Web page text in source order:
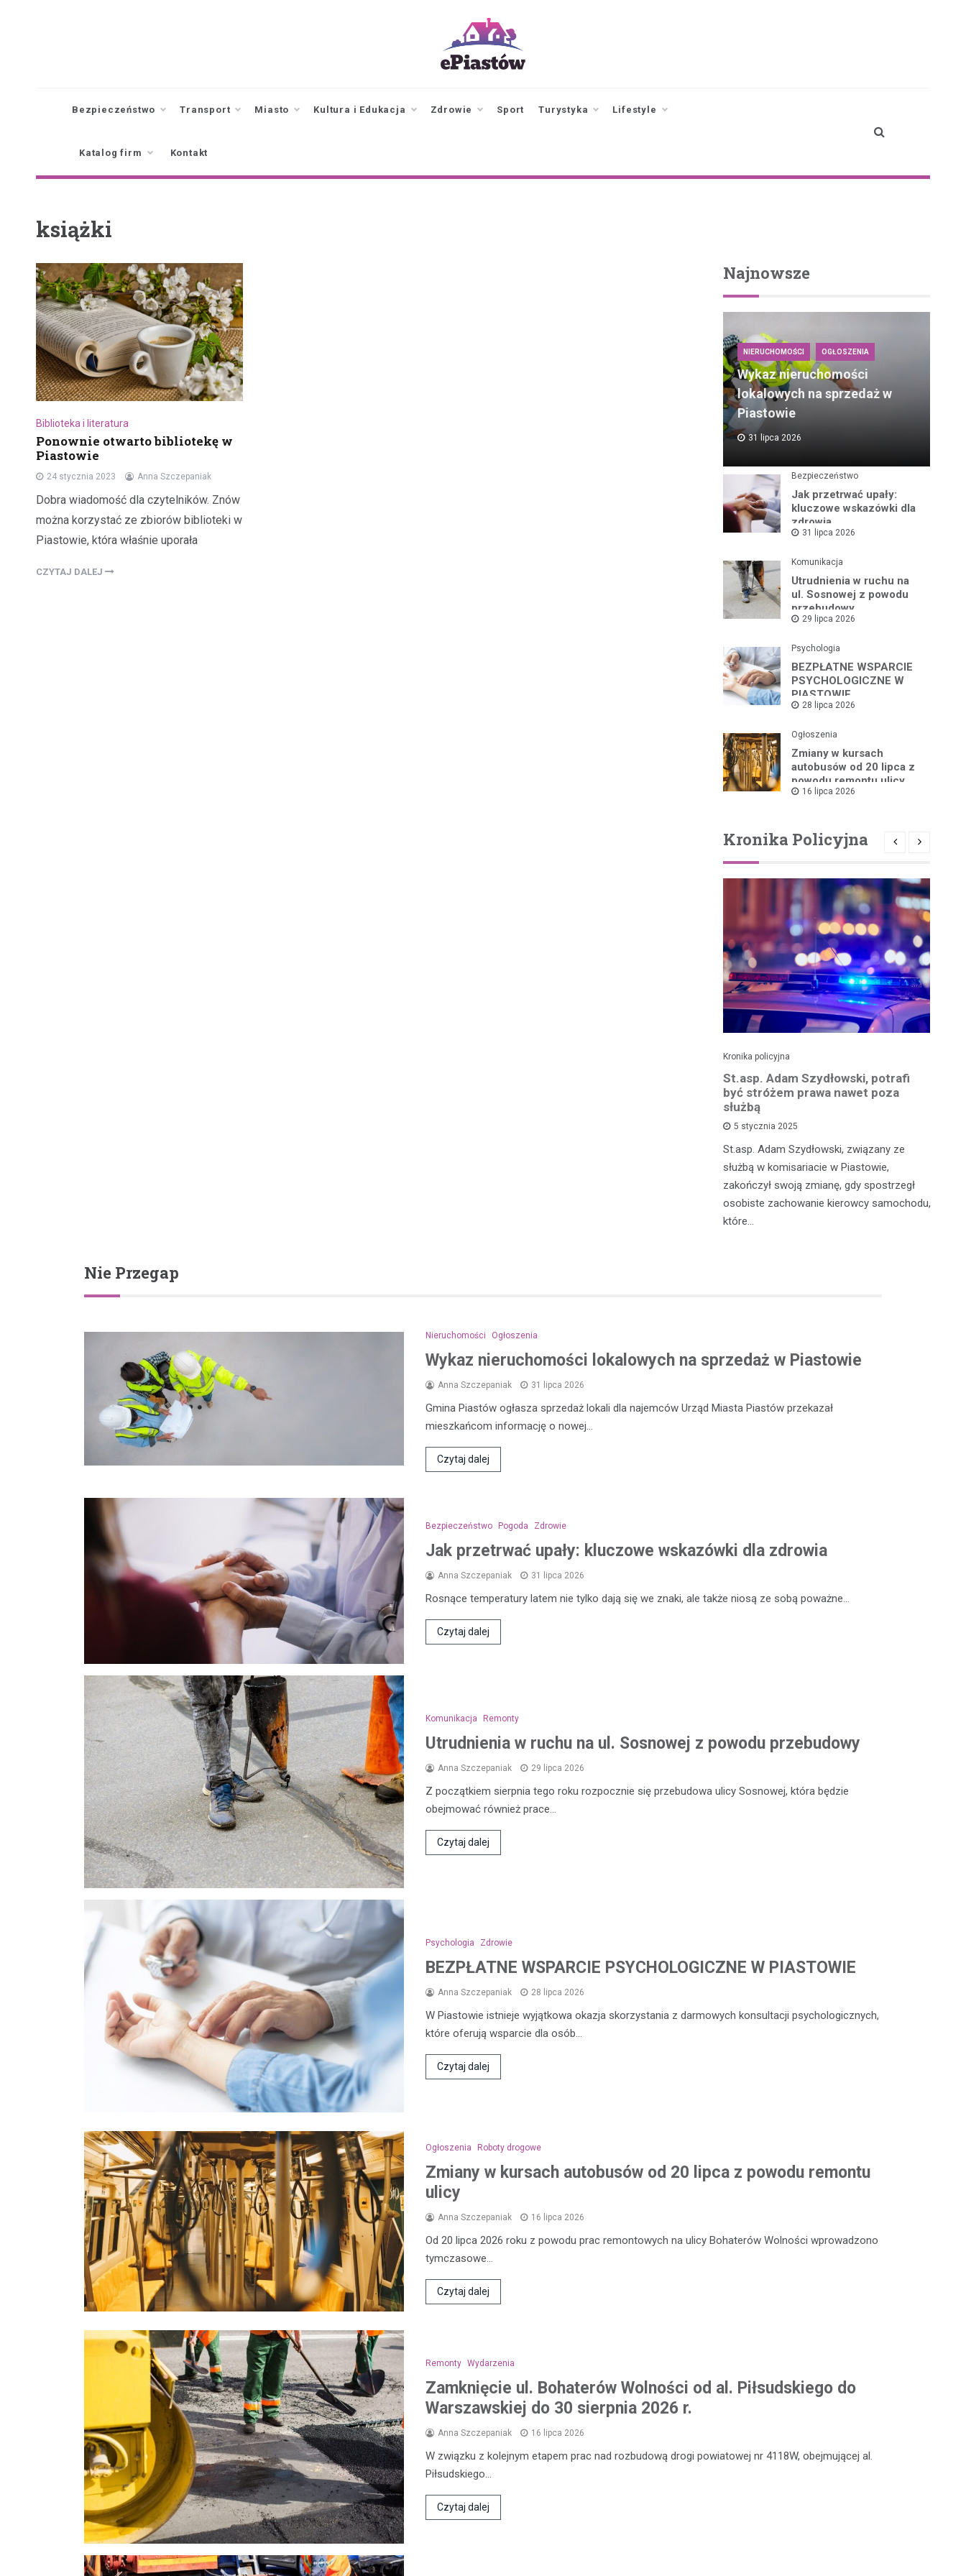
Piastowa i
okolicy
Bezpieczeństwo Transport Miasto Kultura i Edukacja Zdrowie Sport Turystyka Lifestyle
Katalog firm Kontakt
książki
Biblioteka i literatura
Ponownie otwarto bibliotekę w
Piastowie
24 stycznia 2023 Anna Szczepaniak
Dobra wiadomość dla czytelników. Znów
można korzystać ze zbiorów biblioteki w
Piastowie, która właśnie uporała
CZYTAJ DALEJ
Najnowsze
NIERUCHOMOŚCI OGŁOSZENIA
Wykaz nieruchomości
lokalowych na sprzedaż w
Piastowie
31 lipca 2026
Bezpieczeństwo
Jak przetrwać upały:
kluczowe wskazówki dla
zdrowia
31 lipca 2026
Komunikacja
Utrudnienia w ruchu na
ul. Sosnowej z powodu
przebudowy
29 lipca 2026
Psychologia
BEZPŁATNE WSPARCIE
PSYCHOLOGICZNE W
PIASTOWIE
28 lipca 2026
Ogłoszenia
Zmiany w kursach
autobusów od 20 lipca z
powodu remontu ulicy
16 lipca 2026
Kronika Policyjna
Kronika policyjna
St.asp. Adam Szydłowski, potrafi
być stróżem prawa nawet poza
służbą
5 stycznia 2025
St.asp. Adam Szydłowski, związany ze
służbą w komisariacie w Piastowie,
zakończył swoją zmianę, gdy spostrzegł
osobiste zachowanie kierowcy samochodu,
które…
Nie Przegap
Nieruchomości Ogłoszenia
Wykaz nieruchomości lokalowych na sprzedaż w Piastowie
Anna Szczepaniak 31 lipca 2026
Gmina Piastów ogłasza sprzedaż lokali dla najemców Urząd Miasta Piastów przekazał
mieszkańcom informację o nowej…
Czytaj dalej
Bezpieczeństwo Pogoda Zdrowie
Jak przetrwać upały: kluczowe wskazówki dla zdrowia
Anna Szczepaniak 31 lipca 2026
Rosnące temperatury latem nie tylko dają się we znaki, ale także niosą ze sobą poważne…
Czytaj dalej
Komunikacja Remonty
Utrudnienia w ruchu na ul. Sosnowej z powodu przebudowy
Anna Szczepaniak 29 lipca 2026
Z początkiem sierpnia tego roku rozpocznie się przebudowa ulicy Sosnowej, która będzie
obejmować również prace…
Czytaj dalej
Psychologia Zdrowie
BEZPŁATNE WSPARCIE PSYCHOLOGICZNE W PIASTOWIE
Anna Szczepaniak 28 lipca 2026
W Piastowie istnieje wyjątkowa okazja skorzystania z darmowych konsultacji psychologicznych,
które oferują wsparcie dla osób…
Czytaj dalej
Ogłoszenia Roboty drogowe
Zmiany w kursach autobusów od 20 lipca z powodu remontu
ulicy
Anna Szczepaniak 16 lipca 2026
Od 20 lipca 2026 roku z powodu prac remontowych na ulicy Bohaterów Wolności wprowadzono
tymczasowe…
Czytaj dalej
Remonty Wydarzenia
Zamknięcie ul. Bohaterów Wolności od al. Piłsudskiego do
Warszawskiej do 30 sierpnia 2026 r.
Anna Szczepaniak 16 lipca 2026
W związku z kolejnym etapem prac nad rozbudową drogi powiatowej nr 4118W, obejmującej al.
Piłsudskiego…
Czytaj dalej